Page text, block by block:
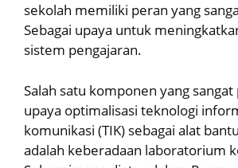
sekolah memiliki peran yang
Sebagai upaya untuk
sistem pengajaran.
Salah satu komponen yang
upaya optimalisasi teknologi
komunikasi (TIK) sebagai alat
adalah keberadaan laboratorium